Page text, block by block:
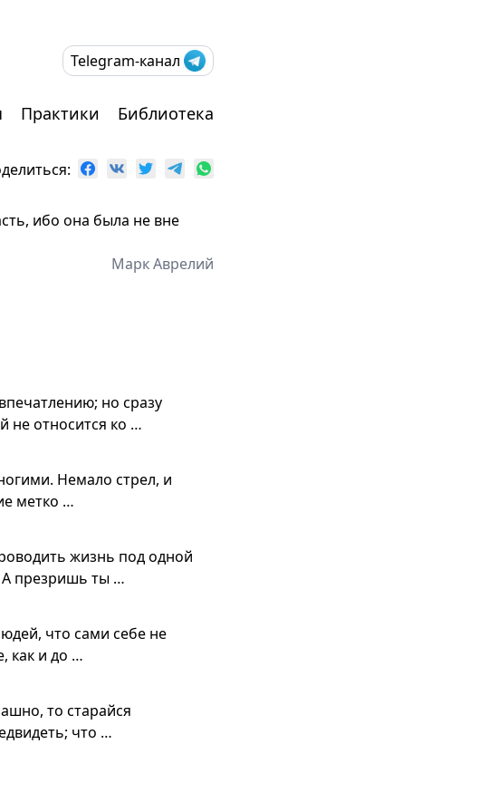
Telegram-канал
Практики Библиотека
ибо она была не вне
Марк Аврелий
но сразу
не относится ко …
Немало стрел, и
метко …
жизнь под одной
презришь ты …
что сами себе не
как и до …
то старайся
что …